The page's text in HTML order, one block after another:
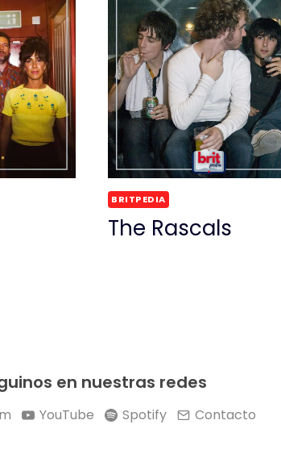
BRITPEDIA
The Rascals
en nuestras redes
YouTube Spotify Contacto